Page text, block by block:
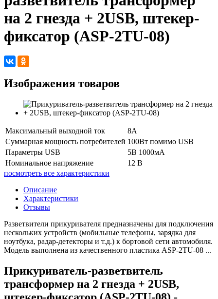
на 2 гнезда + 2USB, штекер-
фиксатор (ASP-2TU-08)
Изображения товаров
Максимальный выходной ток
8А
Суммарная мощность потребителей 100Вт помимо USB
Параметры USB
5В 1000мА
Номинальное напряжение
12 В
посмотреть все характеристики
Описание
Характеристики
Отзывы
Разветвители прикуривателя предназначены для подключения
нескольких устройств (мобильные телефоны, зарядка для
ноутбука, радар-детекторы и т.д.) к бортовой сети автомобиля.
Модель выполнена из качественного пластика ASP-2TU-08 ...
Прикуриватель-разветвитель
трансформер на 2 гнезда + 2USB,